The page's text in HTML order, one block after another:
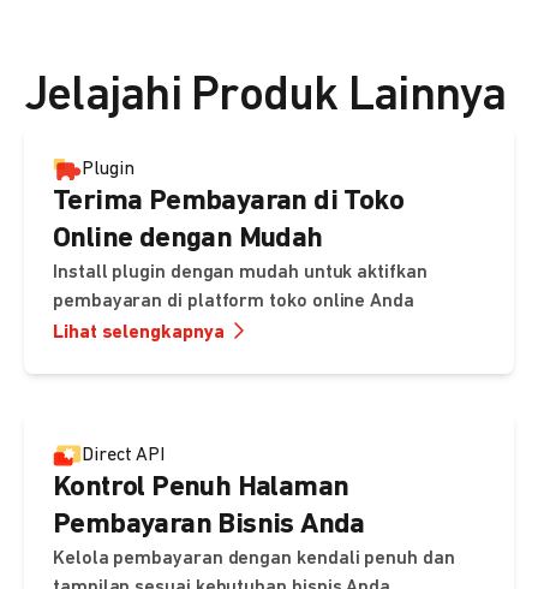
Jelajahi Produk Lainnya
Plugin
Terima Pembayaran di Toko
Online dengan Mudah
Install plugin dengan mudah untuk aktifkan
pembayaran di platform toko online Anda
Lihat selengkapnya
Direct API
Kontrol Penuh Halaman
Pembayaran Bisnis Anda
Kelola pembayaran dengan kendali penuh dan